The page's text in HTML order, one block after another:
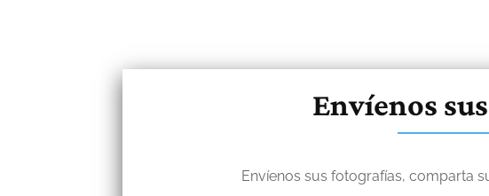
Envíenos
Envíenos sus fotografías, comparta